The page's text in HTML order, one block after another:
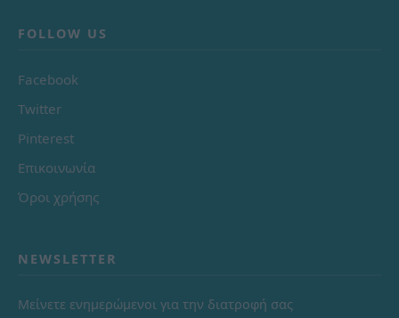
FOLLOW US
Facebook
Twitter
Pinterest
Επικοινωνία
Όροι χρήσης
NEWSLETTER
Μείνετε ενημερώμενοι για την διατροφή σας